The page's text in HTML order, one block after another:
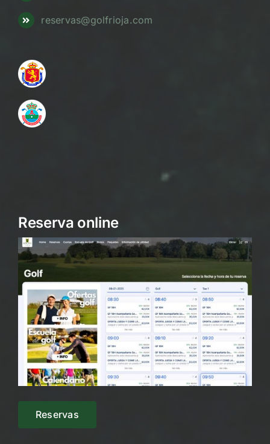
reservas@golfrioja.com
Reserva online
Reservas